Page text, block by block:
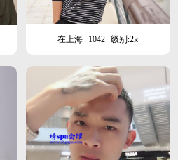
在上海 1042 级别:2k